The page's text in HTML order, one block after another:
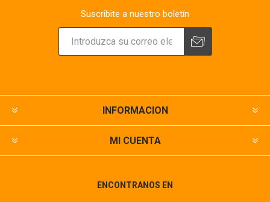
Suscribite a nuestro boletín
INFORMACION
MI CUENTA
ENCONTRANOS EN